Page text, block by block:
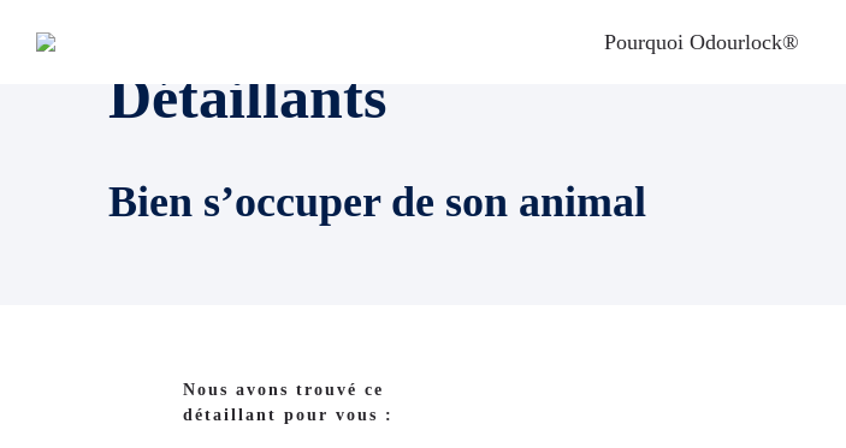
Pourquoi Odourlock®
Détaillants
Bien s’occuper de son animal
Nous avons trouvé ce
détaillant pour vous :